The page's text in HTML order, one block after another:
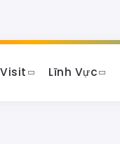
Lĩnh Vực